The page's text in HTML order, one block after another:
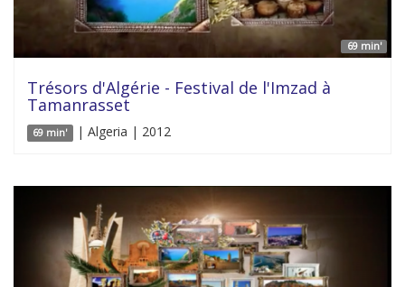
69 min'
Trésors d'Algérie - Festival de l'Imzad à
Tamanrasset
69 min' | Algeria | 2012